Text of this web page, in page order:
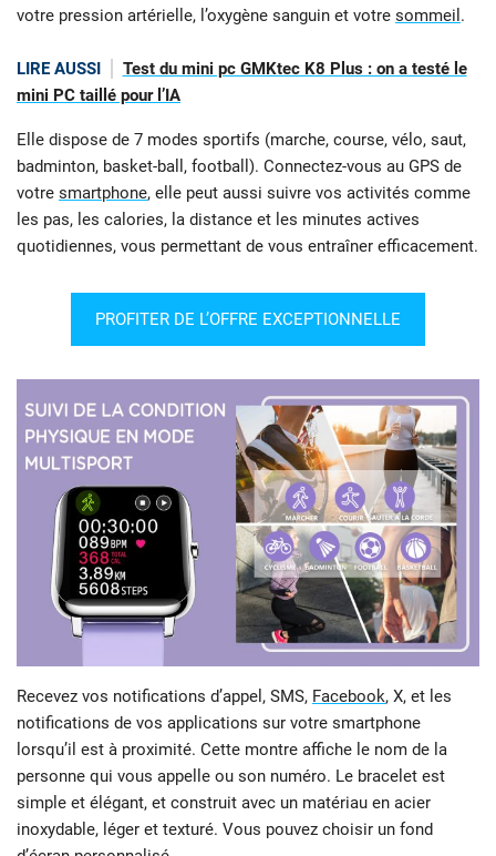
votre pression artérielle, l’oxygène sanguin et votre sommeil .
LIRE AUSSI
Test du mini pc GMKtec K8 Plus : on a testé le
mini PC taillé pour l’IA
Elle dispose de 7 modes sportifs (marche, course, vélo, saut,
badminton, basket-ball, football). Connectez-vous au GPS de
votre smartphone, elle peut aussi suivre vos activités comme
les pas, les calories, la distance et les minutes actives
quotidiennes, vous permettant de vous entraîner efficacement.
PROFITER DE L’OFFRE EXCEPTIONNELLE
Recevez vos notifications d’appel, SMS, Facebook, X, et les
notifications de vos applications sur votre smartphone
lorsqu’il est à proximité. Cette montre affiche le nom de la
personne qui vous appelle ou son numéro. Le bracelet est
simple et élégant, et construit avec un matériau en acier
inoxydable, léger et texturé. Vous pouvez choisir un fond